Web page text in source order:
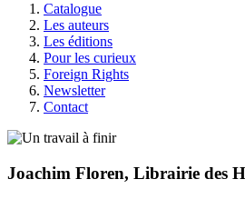
Catalogue
Les auteurs
Les éditions
Pour les curieux
Foreign Rights
Newsletter
Contact
Joachim Floren, Librairie des